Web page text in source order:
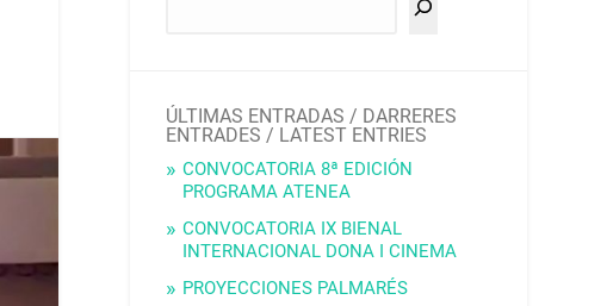
ÚLTIMAS ENTRADAS / DARRERES
ENTRADES / LATEST ENTRIES
CONVOCATORIA 8ª EDICIÓN
PROGRAMA ATENEA
CONVOCATORIA IX BIENAL
INTERNACIONAL DONA I CINEMA
PROYECCIONES PALMARÉS